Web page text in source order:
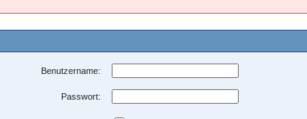
Benutzername:
Passwort: